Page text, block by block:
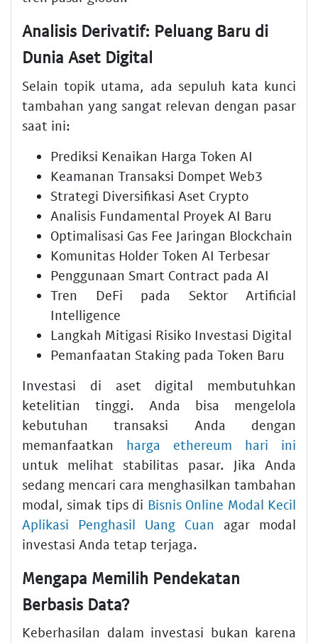
Analisis Derivatif: Peluang Baru di
Dunia Aset Digital
Selain topik utama, ada sepuluh kata kunci
tambahan yang sangat relevan dengan pasar
saat ini:
Prediksi Kenaikan Harga Token AI
Keamanan Transaksi Dompet Web3
Strategi Diversifikasi Aset Crypto
Analisis Fundamental Proyek AI Baru
Optimalisasi Gas Fee Jaringan Blockchain
Komunitas Holder Token AI Terbesar
Penggunaan Smart Contract pada AI
Tren DeFi pada Sektor Artificial
Intelligence
Langkah Mitigasi Risiko Investasi Digital
Pemanfaatan Staking pada Token Baru
Investasi di aset digital membutuhkan
ketelitian tinggi. Anda bisa mengelola
kebutuhan transaksi Anda dengan
memanfaatkan harga ethereum hari ini
untuk melihat stabilitas pasar. Jika Anda
sedang mencari cara menghasilkan tambahan
modal, simak tips di Bisnis Online Modal Kecil
Aplikasi Penghasil Uang Cuan agar modal
investasi Anda tetap terjaga.
Mengapa Memilih Pendekatan
Berbasis Data?
Keberhasilan dalam investasi bukan karena